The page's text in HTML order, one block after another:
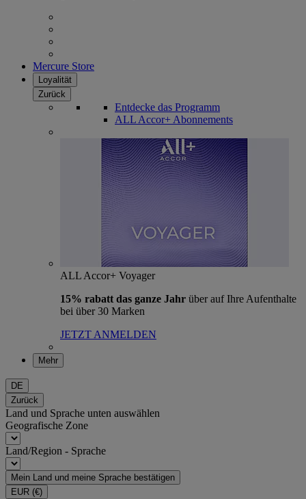
Mercure Store
Loyalität
Zurück
Entdecke das Programm
ALL Accor+ Abonnements
ALL Accor+ Voyager
15% rabatt das ganze Jahr über auf Ihre Aufenthalte
bei über 30 Marken
JETZT ANMELDEN
Mehr
DE
Zurück
Land und Sprache unten auswählen
Geografische Zone
Land/Region - Sprache
Mein Land und meine Sprache bestätigen
EUR (€)